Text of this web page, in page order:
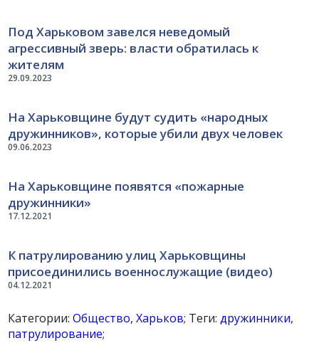
29.09.2023
Под Харьковом завелся неведомый
агрессивный зверь: власти обратилась к
жителям
09.06.2023
На Харьковщине будут судить «народных
дружинников», которые убили двух человек
17.12.2021
На Харьковщине появятся «пожарные
дружинники»
04.12.2021
К патрулированию улиц Харьковщины
присоединились военнослужащие (видео)
Категории:Общество,Харьков; Теги:дружинники,
патрулирование;